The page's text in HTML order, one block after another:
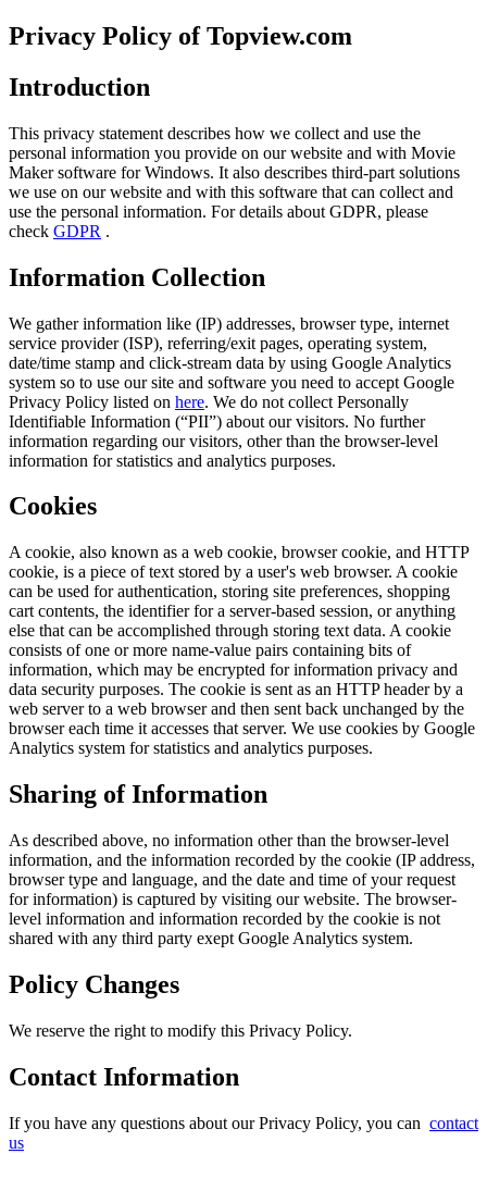
Privacy Policy of Topview.com
Introduction
This privacy statement describes how we collect and use the
personal information you provide on our website and with Movie
Maker software for Windows. It also describes third-part solutions
we use on our website and with this software that can collect and
use the personal information. For details about GDPR, please
check GDPR .
Information Collection
We gather information like (IP) addresses, browser type, internet
service provider (ISP), referring/exit pages, operating system,
date/time stamp and click-stream data by using Google Analytics
system so to use our site and software you need to accept Google
Privacy Policy listed on here. We do not collect Personally
Identifiable Information (“PII”) about our visitors. No further
information regarding our visitors, other than the browser-level
information for statistics and analytics purposes.
Cookies
A cookie, also known as a web cookie, browser cookie, and HTTP
cookie, is a piece of text stored by a user's web browser. A cookie
can be used for authentication, storing site preferences, shopping
cart contents, the identifier for a server-based session, or anything
else that can be accomplished through storing text data. A cookie
consists of one or more name-value pairs containing bits of
information, which may be encrypted for information privacy and
data security purposes. The cookie is sent as an HTTP header by a
web server to a web browser and then sent back unchanged by the
browser each time it accesses that server. We use cookies by Google
Analytics system for statistics and analytics purposes.
Sharing of Information
As described above, no information other than the browser-level
information, and the information recorded by the cookie (IP address,
browser type and language, and the date and time of your request
for information) is captured by visiting our website. The browser-
level information and information recorded by the cookie is not
shared with any third party exept Google Analytics system.
Policy Changes
We reserve the right to modify this Privacy Policy.
Contact Information
If you have any questions about our Privacy Policy, you can contact
us